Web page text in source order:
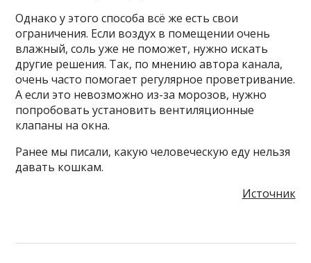
Однако у этого способа всё же есть свои
ограничения. Если воздух в помещении очень
влажный, соль уже не поможет, нужно искать
другие решения. Так, по мнению автора канала,
очень часто помогает регулярное проветривание.
А если это невозможно из-за морозов, нужно
попробовать установить вентиляционные
клапаны на окна.
Ранее мы писали, какую человеческую еду нельзя
давать кошкам.
Источник